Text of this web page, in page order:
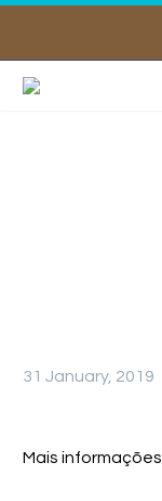
31 January, 2019
Mais informações